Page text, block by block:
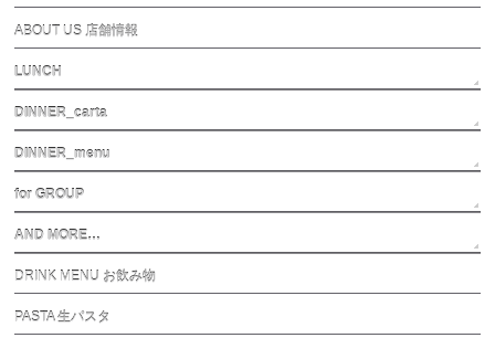
ABOUT US 店舗情報
LUNCH
DINNER_carta
DINNER_menu
for GROUP
AND MORE…
DRINK MENU お飲み物
PASTA 生パスタ